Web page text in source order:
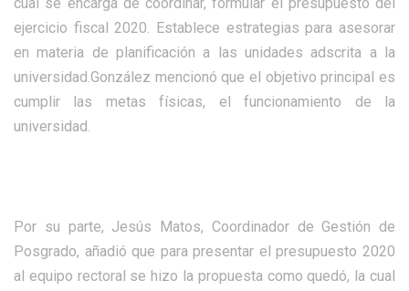
cual se encarga de coordinar, formular el presupuesto del
ejercicio fiscal 2020. Establece estrategias para asesorar
en materia de planificación a las unidades adscrita a la
universidad.González mencionó que el objetivo principal es
cumplir las metas físicas, el funcionamiento de la
universidad.
Por su parte, Jesús Matos, Coordinador de Gestión de
Posgrado, añadió que para presentar el presupuesto 2020
al equipo rectoral se hizo la propuesta como quedó, la cual